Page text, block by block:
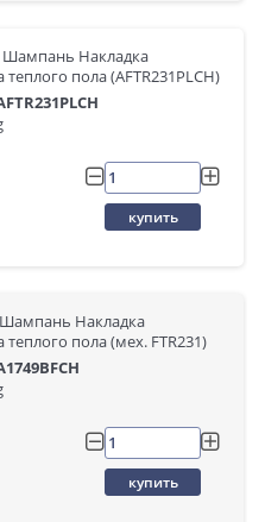
Шампань Накладка
теплого пола (AFTR231PLCH)
купить
Шампань Накладка
теплого пола (мех. FTR231)
купить